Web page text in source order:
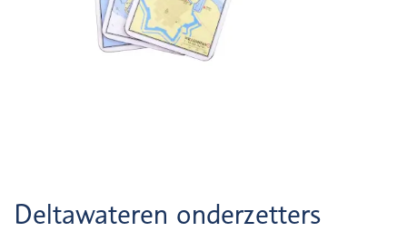
Deltawateren onderzetters